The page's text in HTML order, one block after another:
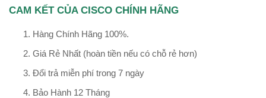
CAM KẾT CỦA CISCO CHÍNH HÃNG
Hàng Chính Hãng 100%.
Giá Rẻ Nhất (hoàn tiền nếu có chỗ rẻ hơn)
Đổi trả miễn phí trong 7 ngày
Bảo Hành 12 Tháng